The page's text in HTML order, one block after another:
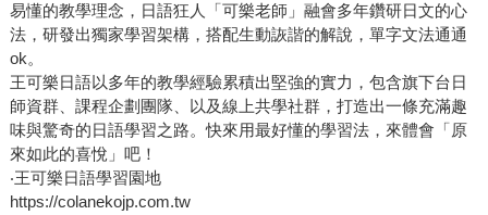
易懂的教學理念，日語狂人「可樂老師」融會多年鑽研日文的心
法，研發出獨家學習架構，搭配生動詼諧的解說，單字文法通通
ok。
王可樂日語以多年的教學經驗累積出堅強的實力，包含旗下台日
師資群、課程企劃團隊、以及線上共學社群，打造出一條充滿趣
味與驚奇的日語學習之路。快來用最好懂的學習法，來體會「原
來如此的喜悅」吧！
‧王可樂日語學習園地
https://colanekojp.com.tw